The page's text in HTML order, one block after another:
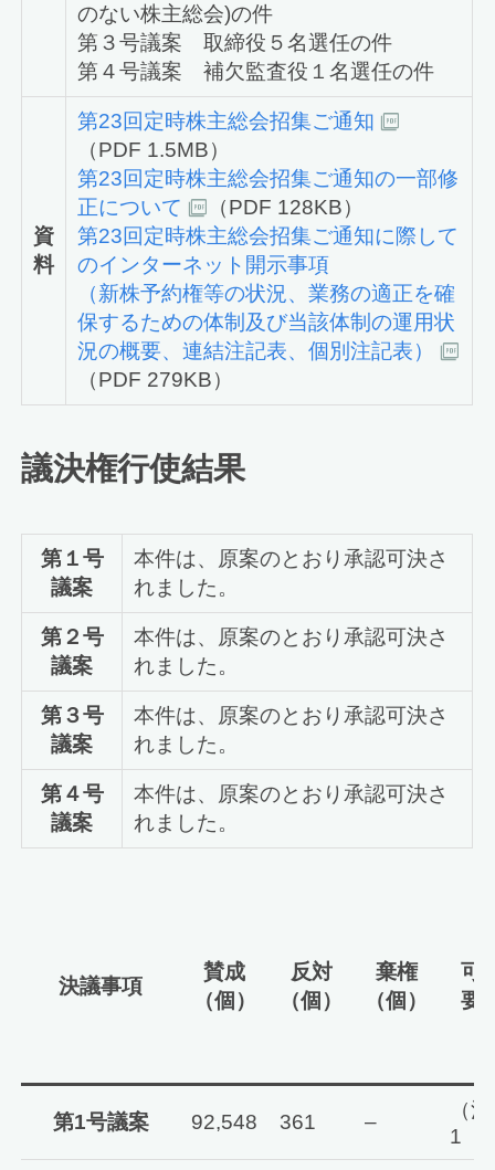
のない株主総会)の件
第３号議案 取締役５名選任の件
第４号議案 補欠監査役１名選任の件
資
料
第23回定時株主総会招集ご通知
（PDF 1.5MB）
第23回定時株主総会招集ご通知の一部修
正について
（PDF 128KB）
第23回定時株主総会招集ご通知に際して
のインターネット開示事項
（新株予約権等の状況、業務の適正を確
保するための体制及び当該体制の運用状
況の概要、連結注記表、個別注記表）
（PDF 279KB）
議決権行使結果
第１号
議案
本件は、原案のとおり承認可決さ
れました。
第２号
議案
本件は、原案のとおり承認可決さ
れました。
第３号
議案
本件は、原案のとおり承認可決さ
れました。
第４号
議案
本件は、原案のとおり承認可決さ
れました。
決議事項
賛成
（個）
反対
（個）
棄権
（個）
可
要
第1号議案 92,548 361 –
（
1